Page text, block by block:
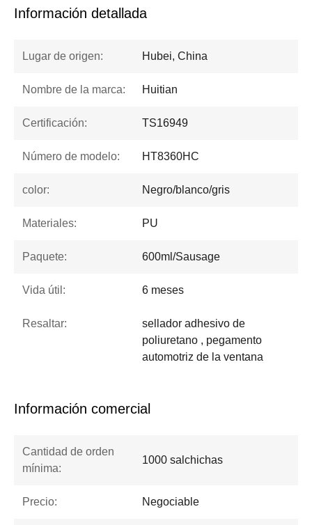
Información detallada
Lugar de origen: Hubei, China
Nombre de la marca: Huitian
Certificación: TS16949
Número de modelo: HT8360HC
color: Negro/blanco/gris
Materiales: PU
Paquete: 600ml/Sausage
Vida útil: 6 meses
Resaltar:
sellador adhesivo de
poliuretano , pegamento
automotriz de la ventana
Información comercial
Cantidad de orden
mínima:
1000 salchichas
Precio: Negociable